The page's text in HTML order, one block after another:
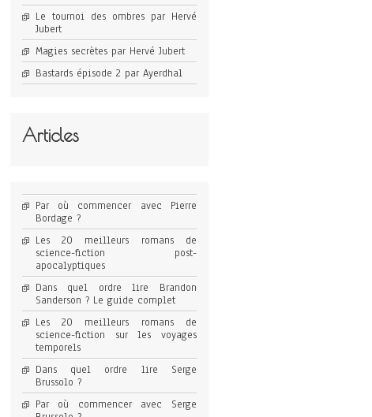
Le tournoi des ombres par Hervé
Jubert
Magies secrètes par Hervé Jubert
Bastards épisode 2 par Ayerdhal
Articles
Par où commencer avec Pierre
Bordage ?
Les 20 meilleurs romans de
science-fiction post-
apocalyptiques
Dans quel ordre lire Brandon
Sanderson ? Le guide complet
Les 20 meilleurs romans de
science-fiction sur les voyages
temporels
Dans quel ordre lire Serge
Brussolo ?
Par où commencer avec Serge